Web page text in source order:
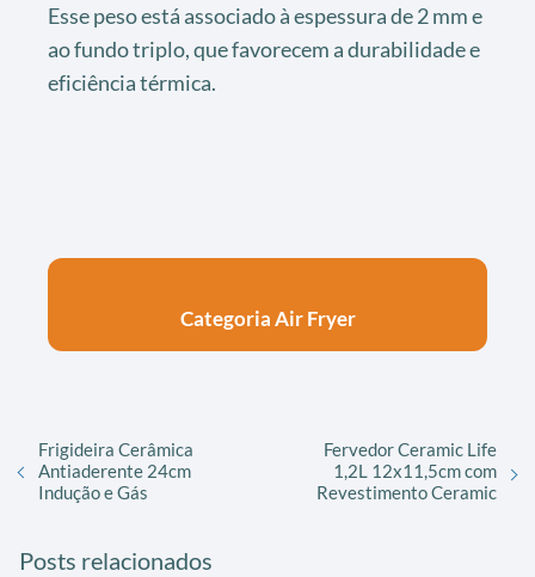
Esse peso está associado à espessura de 2 mm e
ao fundo triplo, que favorecem a durabilidade e
eficiência térmica.
Categoria Air Fryer
Frigideira Cerâmica
Antiaderente 24cm
Indução e Gás
Fervedor Ceramic Life
1,2L 12x11,5cm com
Revestimento Ceramic
Posts relacionados